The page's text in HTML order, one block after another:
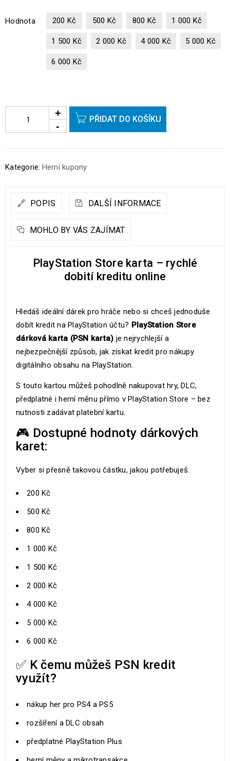
Hodnota 200 Kč 500 Kč 800 Kč 1 000 Kč
1 500 Kč 2 000 Kč 4 000 Kč 5 000 Kč
6 000 Kč
PŘIDAT DO KOŠÍKU
Kategorie: Herní kupony
POPIS DALŠÍ INFORMACE
MOHLO BY VÁS ZAJÍMAT
PlayStation Store karta – rychlé
dobití kreditu online
Hledáš ideální dárek pro hráče nebo si chceš jednoduše
dobít kredit na PlayStation účtu? PlayStation Store
dárková karta (PSN karta) je nejrychlejší a
nejbezpečnější způsob, jak získat kredit pro nákupy
digitálního obsahu na PlayStation.
S touto kartou můžeš pohodlně nakupovat hry, DLC,
předplatné i herní měnu přímo v PlayStation Store – bez
nutnosti zadávat platební kartu.
🎮 Dostupné hodnoty dárkových
karet:
Vyber si přesně takovou částku, jakou potřebuješ:
200 Kč
500 Kč
800 Kč
1 000 Kč
1 500 Kč
2 000 Kč
4 000 Kč
5 000 Kč
6 000 Kč
✅ K čemu můžeš PSN kredit
využít?
nákup her pro PS4 a PS5
rozšíření a DLC obsah
předplatné PlayStation Plus